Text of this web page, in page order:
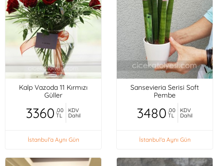
Kalp Vazoda 11 Kırmızı
Güller
3360 ,00
TL
KDV
Dahil
İstanbul'a Aynı Gün
Sansevieria Serisi Soft
Pembe
3480 ,00
TL
KDV
Dahil
İstanbul'a Aynı Gün